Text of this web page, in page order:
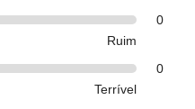
0
Ruim
0
Terrível